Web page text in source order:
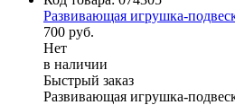
Развивающая игрушка-
700 руб.
Нет
в наличии
Быстрый заказ
Развивающая игрушка-